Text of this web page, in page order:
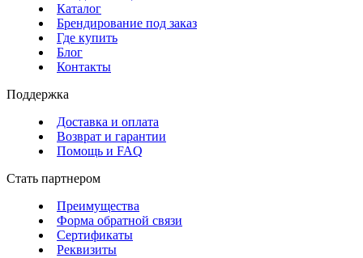
Каталог
Брендирование под заказ
Где купить
Блог
Контакты
Поддержка
Доставка и оплата
Возврат и гарантии
Помощь и FAQ
Стать партнером
Преимущества
Форма обратной связи
Сертификаты
Реквизиты